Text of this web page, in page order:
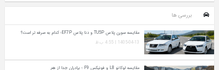
بررسی ها
مقایسه سورن پلاس TU5P و دنا پلاس EF7P؛ کدام به‌ صرفه‌ تر است؟
1405-04-13 | 4:55 ب.ظ
مقایسه لوکانو L8 و فونیکس F9 ؛ برادران جدا از هم